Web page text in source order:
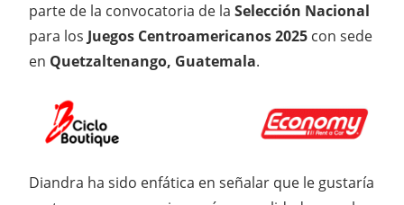
parte de la convocatoria de la Selección Nacional
para los Juegos Centroamericanos 2025 con sede
en Quetzaltenango, Guatemala.
Diandra ha sido enfática en señalar que le gustaría